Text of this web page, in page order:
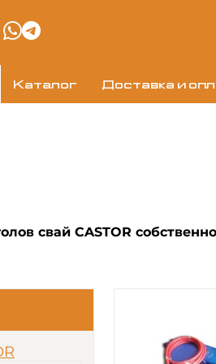
Каталог Доставка и
свай CASTOR